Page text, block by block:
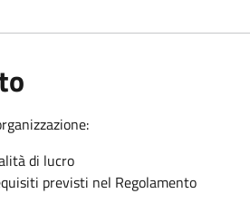
di lucro
previsti nel Regolamento